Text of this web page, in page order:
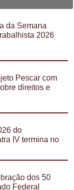
da Semana
2026
Pescar com
direitos e
do
IV termina no
dos 50
Federal